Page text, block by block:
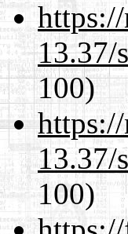
13.37/
100)
13.37/
100)